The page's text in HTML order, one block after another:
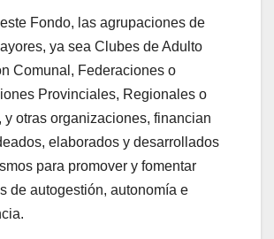
Fondo, las agrupaciones de
ya sea Clubes de Adulto
Comunal, Federaciones o
Provinciales, Regionales o
y otras organizaciones, financian
elaborados y desarrollados
para promover y fomentar
de autogestión, autonomía e